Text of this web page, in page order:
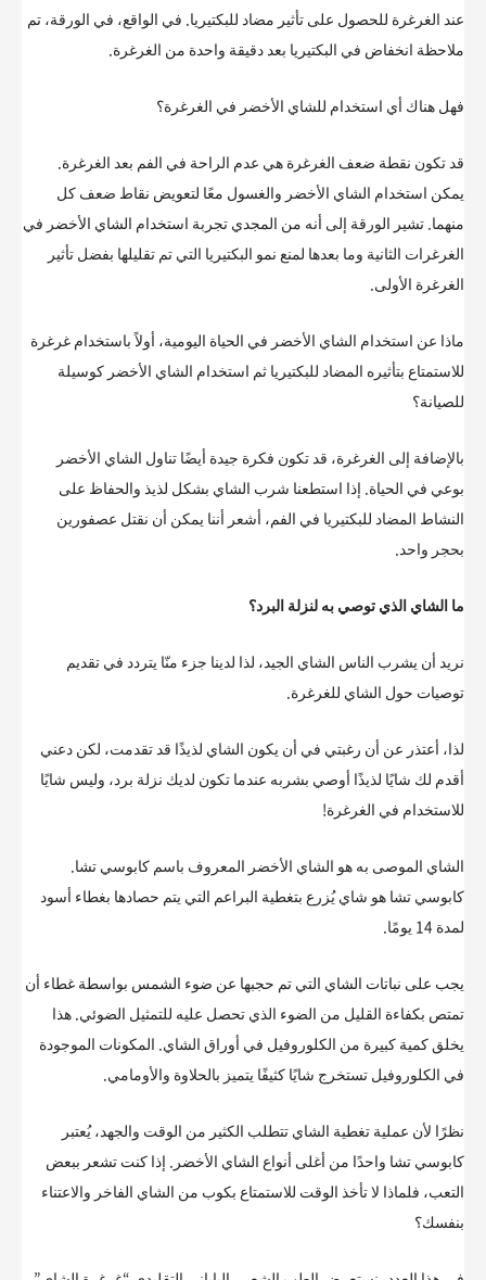
عند الغرغرة للحصول على تأثير مضاد للبكتيريا. في الواقع، في الورقة، تم
ملاحظة انخفاض في البكتيريا بعد دقيقة واحدة من الغرغرة.
فهل هناك أي استخدام للشاي الأخضر في الغرغرة؟
قد تكون نقطة ضعف الغرغرة هي عدم الراحة في الفم بعد الغرغرة.
يمكن استخدام الشاي الأخضر والغسول معًا لتعويض نقاط ضعف كل
منهما. تشير الورقة إلى أنه من المجدي تجربة استخدام الشاي الأخضر في
الغرغرات الثانية وما بعدها لمنع نمو البكتيريا التي تم تقليلها بفضل تأثير
الغرغرة الأولى.
ماذا عن استخدام الشاي الأخضر في الحياة اليومية، أولاً باستخدام غرغرة
للاستمتاع بتأثيره المضاد للبكتيريا ثم استخدام الشاي الأخضر كوسيلة
للصيانة؟
بالإضافة إلى الغرغرة، قد تكون فكرة جيدة أيضًا تناول الشاي الأخضر
بوعي في الحياة. إذا استطعنا شرب الشاي بشكل لذيذ والحفاظ على
النشاط المضاد للبكتيريا في الفم، أشعر أننا يمكن أن نقتل عصفورين
بحجر واحد.
ما الشاي الذي توصي به لنزلة البرد؟
نريد أن يشرب الناس الشاي الجيد، لذا لدينا جزء منّا يتردد في تقديم
توصيات حول الشاي للغرغرة.
لذا، أعتذر عن أن رغبتي في أن يكون الشاي لذيذًا قد تقدمت، لكن دعني
أقدم لك شايًا لذيذًا أوصي بشربه عندما تكون لديك نزلة برد، وليس شايًا
للاستخدام في الغرغرة!
الشاي الموصى به هو الشاي الأخضر المعروف باسم كابوسي تشا.
كابوسي تشا هو شاي يُزرع بتغطية البراعم التي يتم حصادها بغطاء أسود
لمدة 14 يومًا.
يجب على نباتات الشاي التي تم حجبها عن ضوء الشمس بواسطة غطاء أن
تمتص بكفاءة القليل من الضوء الذي تحصل عليه للتمثيل الضوئي. هذا
يخلق كمية كبيرة من الكلوروفيل في أوراق الشاي. المكونات الموجودة
في الكلوروفيل تستخرج شايًا كثيفًا يتميز بالحلاوة والأومامي.
نظرًا لأن عملية تغطية الشاي تتطلب الكثير من الوقت والجهد، يُعتبر
كابوسي تشا واحدًا من أغلى أنواع الشاي الأخضر. إذا كنت تشعر ببعض
التعب، فلماذا لا تأخذ الوقت للاستمتاع بكوب من الشاي الفاخر والاعتناء
بنفسك؟